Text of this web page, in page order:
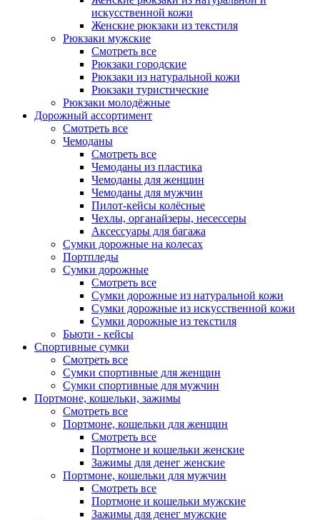
искусственной кожи
Женские рюкзаки из текстиля
Рюкзаки мужские
Смотреть все
Рюкзаки городские
Рюкзаки из натуральной кожи
Рюкзаки туристические
Рюкзаки молодёжные
Дорожный ассортимент
Смотреть все
Чемоданы
Смотреть все
Чемоданы из пластика
Чемоданы для женщин
Чемоданы для мужчин
Пилот-кейсы колёсные
Чехлы, органайзеры, несессеры
Аксессуары для багажа
Сумки дорожные на колесах
Портпледы
Сумки дорожные
Смотреть все
Сумки дорожные из натуральной кожи
Сумки дорожные из искусственной кожи
Сумки дорожные из текстиля
Бьюти - кейсы
Спортивные сумки
Смотреть все
Сумки спортивные для женщин
Сумки спортивные для мужчин
Портмоне, кошельки, зажимы
Смотреть все
Портмоне, кошельки для женщин
Смотреть все
Портмоне и кошельки женские
Зажимы для денег женские
Портмоне, кошельки для мужчин
Смотреть все
Портмоне и кошельки мужские
Зажимы для денег мужские